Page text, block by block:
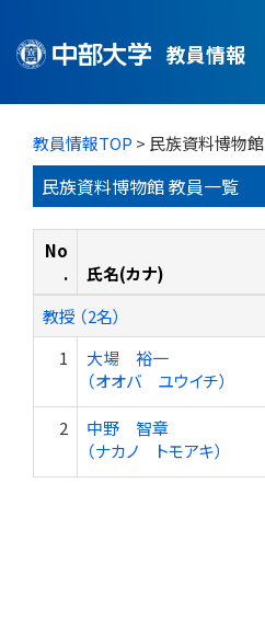
教員情報
教員情報TOP > 民族資料博物館
民族資料博物館 教員一覧
No
.
氏名(カナ)
教授 （2名）
1
大場 裕一
（オオバ ユウイチ）
2
中野 智章
（ナカノ トモアキ）